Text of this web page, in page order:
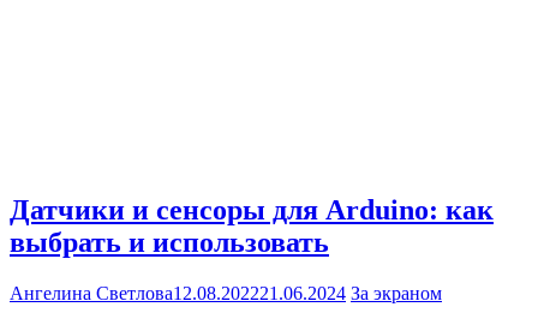
Датчики и сенсоры для Arduino: как
выбрать и использовать
Ангелина Светлова12.08.202221.06.2024 За экраном